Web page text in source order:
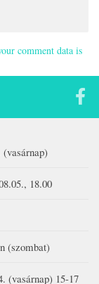
comment data is
18.00
(szombat)
(vasárnap) 15-17